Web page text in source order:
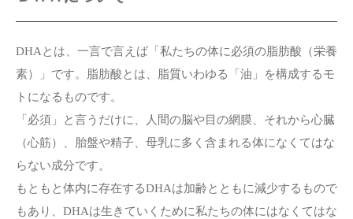
DHAとは、一言で言えば「私たちの体に必須の脂肪酸（栄養
素）」です。脂肪酸とは、脂質いわゆる「油」を構成するモ
トになるものです。
「必須」と言うだけに、人間の脳や目の網膜、それから心臓
（心筋）、胎盤や精子、母乳に多く含まれる体になくてはな
らない成分です。
もともと体内に存在するDHAは加齢とともに減少するもので
もあり、DHAは生きていくために私たちの体にはなくてはな